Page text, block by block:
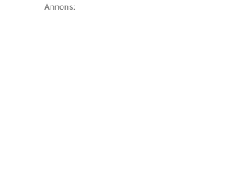
Annons: